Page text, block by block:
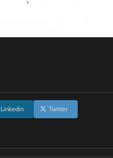
Linkedin Twitter